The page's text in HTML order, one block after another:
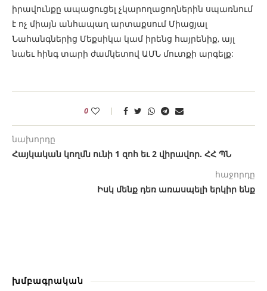
իրավունքը ապացուցել չկարողացողներին սպառնում
է ոչ միայն անհապաղ արտաքսում Միացյալ
Նահանգներից Մեքսիկա կամ իրենց հայրենիք, այլ
նաեւ հինգ տարի ժամկետով ԱՄՆ մուտքի արգելք:
0
նախորդը
Հայկական կողմն ունի 1 զոհ եւ 2 վիրավոր. ՀՀ ՊՆ
հաջորդը
Իսկ մենք դեռ առասպելի երկիր ենք
խմբագրական